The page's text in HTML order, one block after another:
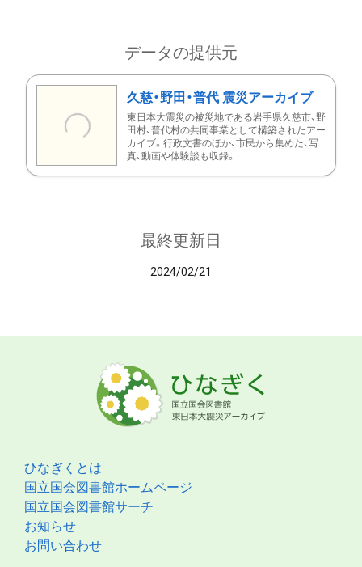
データの提供元
久慈・野田・普代 震災アーカイブ
東日本大震災の被災地である岩手県久慈市、野
田村、普代村の共同事業として構築されたアー
カイブ。行政文書のほか、市民から集めた、写
真、動画や体験談も収録。
最終更新日
2024/02/21
ひなぎくとは
国立国会図書館ホームページ
国立国会図書館サーチ
お知らせ
お問い合わせ